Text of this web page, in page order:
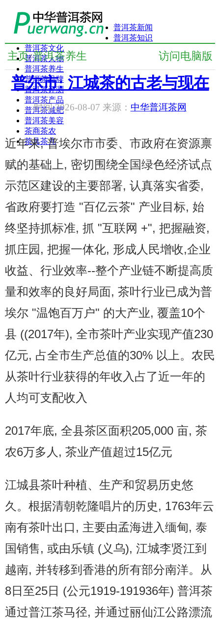
普洱茶新闻
普洱茶知识
普洱茶文化
普洱茶人物
普洱茶养生
普洱茶品牌
普洱茶评测
普洱茶产品
普洱茶减肥
普洱茶美容
茶商茶农
茶具茶几
访问电脑版
主页/ 普洱茶养生
普尔市: 江城茶的古老与现在
时间:2026-08-07 来源： 中华普洱茶网
近年来, 普埃尔市市委、市政府在资源禀
赋的基础上, 密切围绕全国绿色经济试点
示范区建设的主要部署, 认真落实省委,
省政府要打造 "百亿云茶" 产业目标, 始
终坚持抓标准, 抓 "互联网 +", 把握融资,
抓庄园, 把握一体化, 形成人民增收,企业
收益、行业效率--整个产业链不断提高质
量和效率的良好局面, 茶叶行业已成为普
埃尔 "温饱百万户" 的大产业, 覆盖10个
县 ((2017年), 全市茶叶产业实现产值230
亿元, 占全市生产总值的30% 以上。农民
从茶叶行业获得的年收入占了近一年的
人均可支配收入
2017年底, 全县茶区面积205,000 亩, 茶
农6万多人, 茶业产值超过15亿元
江城县茶叶种植、生产和贸易历史悠
久。根据清朝乾隆唱片的历史, 1763年云
南有茶叶出口, 主要由孟海进入缅甸, 泰
国销售, 或由乐镇 (义乌), 江城李贤江到
越南, 并转移到香港的所有部分南洋。从
8日至25日 (公元1919-191936年) 普洱茶
通过普江茶马径, 并通过丽仙江公路漂流